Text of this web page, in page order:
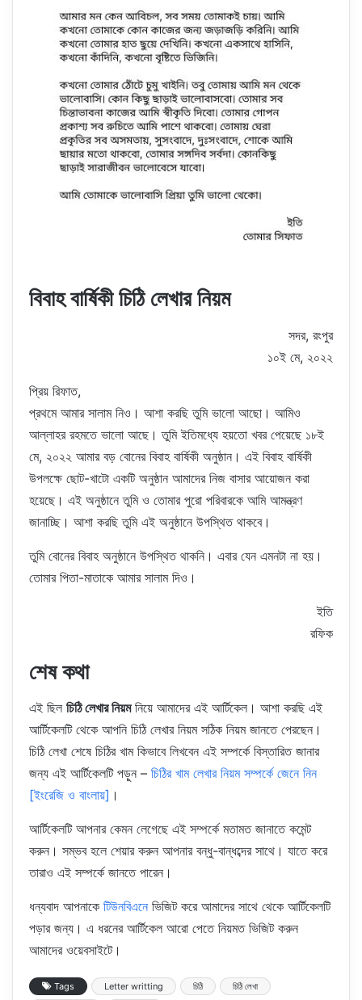
বিবাহ বার্ষিকী চিঠি লেখার নিয়ম
সদর, রংপুর
১০ই মে, ২০২২
প্রিয় রিফাত,
প্রথমে আমার সালাম নিও। আশা করছি তুমি ভালো আছো। আমিও
আল্লাহর রহমতে ভালো আছে। তুমি ইতিমধ্যে হয়তো খবর পেয়েছে ১৮ই
মে, ২০২২ আমার বড় বোনের বিবাহ বার্ষিকী অনুষ্ঠান। এই বিবাহ বার্ষিকী
উপলক্ষে ছোট-খাটো একটি অনুষ্ঠান আমাদের নিজ বাসার আয়োজন করা
হয়েছে। এই অনুষ্ঠানে তুমি ও তোমার পুরো পরিবারকে আমি আমন্ত্রণ
জানাচ্ছি। আশা করছি তুমি এই অনুষ্ঠানে উপস্থিত থাকবে।
তুমি বোনের বিবাহ অনুষ্ঠানে উপস্থিত থাকনি। এবার যেন এমনটা না হয়।
তোমার পিতা-মাতাকে আমার সালাম দিও।
ইতি
রফিক
শেষ কথা
এই ছিল চিঠি লেখার নিয়মনিয়ে আমাদের এই আর্টিকেল। আশা করছি এই
আর্টিকেলটি থেকে আপনি চিঠি লেখার নিয়ম সঠিক নিয়ম জানতে পেরছেন।
চিঠি লেখা শেষে চিঠির খাম কিভাবে লিখবেন এই সম্পর্কে বিস্তারিত জানার
জন্য এই আর্টিকেলটি পড়ুন – চিঠির খাম লেখার নিয়ম সম্পর্কে জেনে নিন
[ইংরেজি ও বাংলায়] ।
আর্টিকেলটি আপনার কেমন লেগেছে এই সম্পর্কে মতামত জানাতে কমেন্ট
করুন। সম্ভব হলে শেয়ার করুন আপনার বন্ধু-বান্ধব্দের সাথে। যাতে করে
তারাও এই সম্পর্কে জানতে পারেন।
ধন্যবাদ আপনাকে টিউনবিএনে ভিজিট করে আমাদের সাথে থেকে আর্টিকেলটি
পড়ার জন্য। এ ধরনের আর্টিকেল আরো পেতে নিয়মত ভিজিট করুন
আমাদের ওয়েবসাইটে।
Tags Letter writting চিঠি
চিঠি লেখা